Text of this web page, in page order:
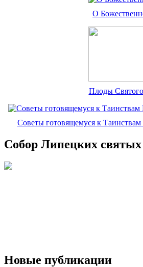
О
Плоды
Советы готовящемуся к
Собор Липецких святых
Новые публикации